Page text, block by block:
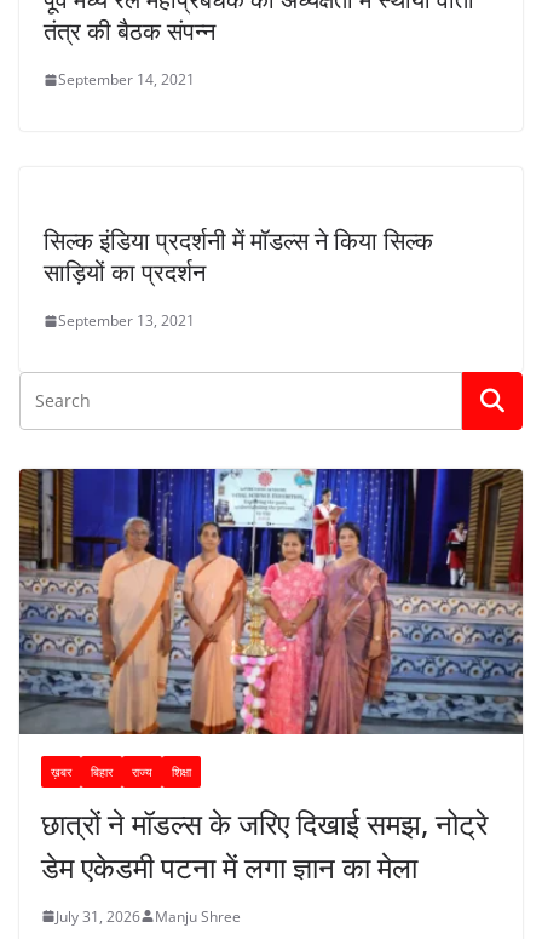
तंत्र की बैठक संपन्न
September 14, 2021
सिल्क इंडिया प्रदर्शनी में मॉडल्स ने किया सिल्क
साड़ियों का प्रदर्शन
September 13, 2021
ख़बर बिहार राज्य शिक्षा
छात्रों ने मॉडल्स के जरिए दिखाई समझ, नोट्रे
डेम एकेडमी पटना में लगा ज्ञान का मेला
July 31, 2026 Manju Shree